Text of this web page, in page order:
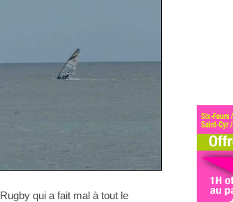
qui a fait mal à tout le